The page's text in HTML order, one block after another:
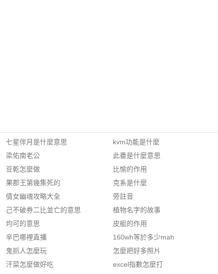
七星伴月是什麼意思
梁佑南老公
豆乾怎麼做
果郡王第幾集死的
倩女幽魂攻略大全
己不破券二比並亡的意思
均可的意思
辛巴哪裡直播
鬼抓人怎麼玩
汗菜怎麼做好吃
kvm功能是什麼
此番是什麼意思
比愉的作用
克系是什麼
旁註音
植物名字的故事
皮艇的作用
160wh等於多少mah
怎麼把好多照片
excel指數怎麼打